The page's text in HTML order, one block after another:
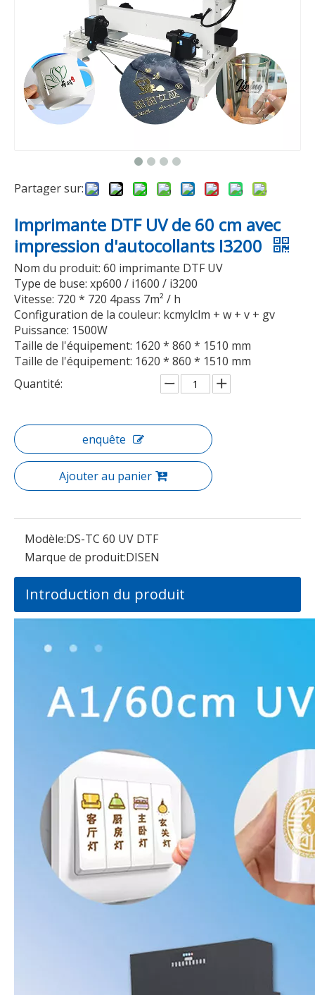
vidéo
vidéo
Imprimante à plat UV multifonctionnelle DS-M6090 60 × 90 cm avec 2/3 têtes d'impression XP600
Partager sur:
Imprimante DTF UV de 60 cm avec
impression d'autocollants I3200
Nom du produit: 60 imprimante DTF UV
Type de buse: xp600 / i1600 / i3200
Vitesse: 720 * 720 4pass 7m² / h
Configuration de la couleur: kcmylclm + w + v + gv
Puissance: 1500W
Taille de l'équipement: 1620 * 860 * 1510 mm
Taille de l'équipement: 1620 * 860 * 1510 mm
Quantité:
enquête
Ajouter au panier
Modèle:DS-TC 60 UV DTF
Marque de produit:DISEN
Introduction du produit